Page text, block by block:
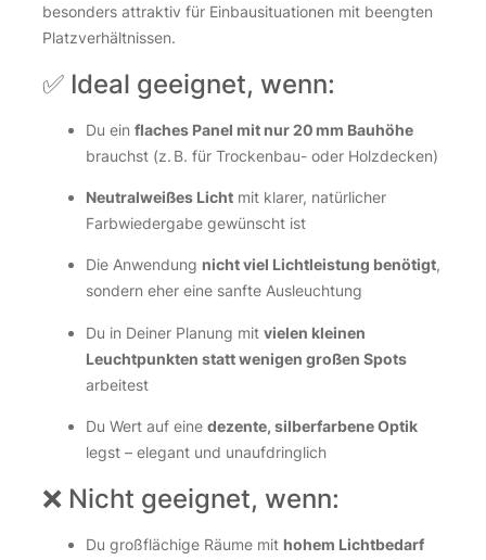
besonders attraktiv für Einbausituationen mit beengten
Platzverhältnissen.
✅ Ideal geeignet, wenn:
Du ein flaches Panel mit nur 20 mm Bauhöhe
brauchst (z. B. für Trockenbau- oder Holzdecken)
Neutralweißes Licht mit klarer, natürlicher
Farbwiedergabe gewünscht ist
Die Anwendung nicht viel Lichtleistung benötigt,
sondern eher eine sanfte Ausleuchtung
Du in Deiner Planung mit vielen kleinen
Leuchtpunkten statt wenigen großen Spots
arbeitest
Du Wert auf eine dezente, silberfarbene Optik
legst – elegant und unaufdringlich
❌ Nicht geeignet, wenn:
Du großflächige Räume mit hohem Lichtbedarf